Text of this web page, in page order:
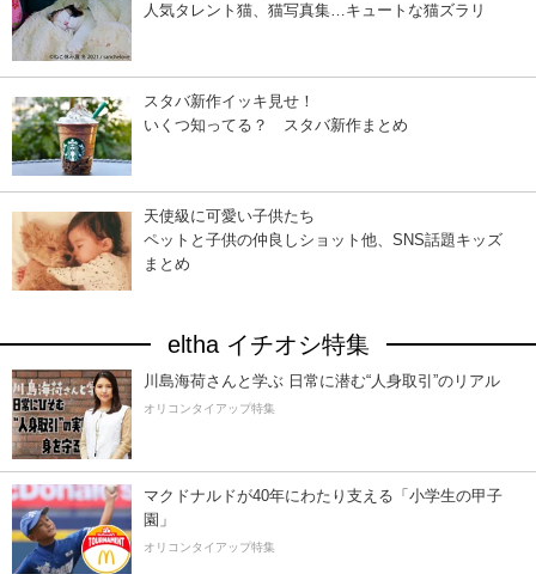
人気タレント猫、猫写真集…キュートな猫ズラリ
スタバ新作イッキ見せ！
いくつ知ってる？ スタバ新作まとめ
天使級に可愛い子供たち
ペットと子供の仲良しショット他、SNS話題キッズ
まとめ
eltha イチオシ特集
川島海荷さんと学ぶ 日常に潜む“人身取引”のリアル
オリコンタイアップ特集
マクドナルドが40年にわたり支える「小学生の甲子
園」
オリコンタイアップ特集